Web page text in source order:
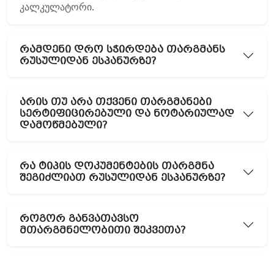
კალკულატორი.
რამდენი დრო სჭირდება თარგმანს
რუსულიდან ესპანურზე?
არის თუ არა თქვენი თარგმანები
სერტიფიცირებული და ნოტარიულად
დამოწმებული?
რა ტიპის დოკუმენტების თარგმნა
შეგიძლიათ რუსულიდან ესპანურზე?
როგორ განვათავსო
მთარგმნელობითი შეკვეთა?